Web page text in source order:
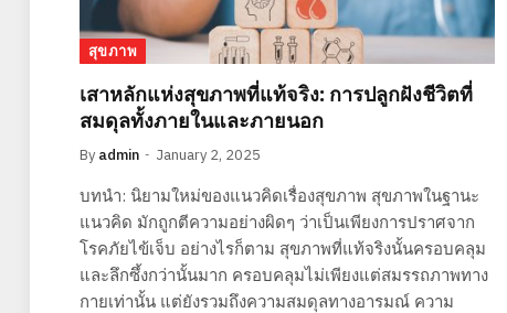
สุขภาพ
เสาหลักแห่งสุขภาพที่แท้จริง: การปลูกฝังชีวิตที่
สมดุลทั้งภายในและภายนอก
By admin January 2, 2025
บทนำ: นิยามใหม่ของแนวคิดเรื่องสุขภาพ สุขภาพในฐานะ
แนวคิด มักถูกตีความอย่างผิดๆ ว่าเป็นเพียงการปราศจาก
โรคภัยไข้เจ็บ อย่างไรก็ตาม สุขภาพที่แท้จริงนั้นครอบคลุม
และลึกซึ้งกว่านั้นมาก ครอบคลุมไม่เพียงแต่สมรรถภาพทาง
กายเท่านั้น แต่ยังรวมถึงความสมดุลทางอารมณ์ ความ